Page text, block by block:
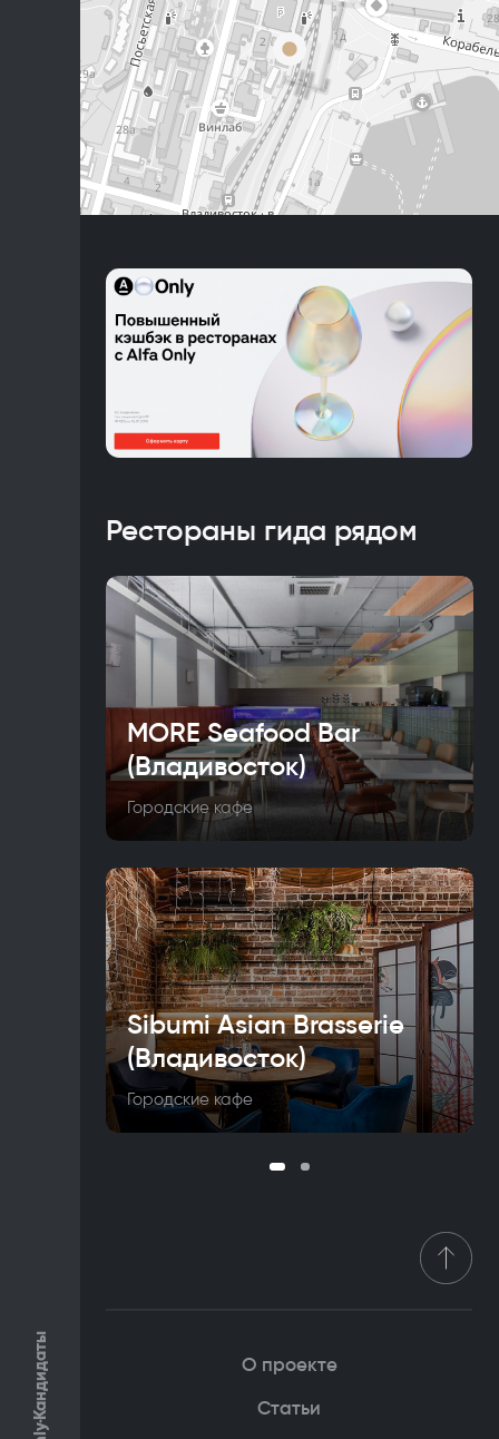
Кандидаты
Рестораны гида рядом
MORE Seafood Bar
(Владивосток)
Городские кафе
Sibumi Asian Brasserie
(Владивосток)
Городские кафе
О проекте
Статьи